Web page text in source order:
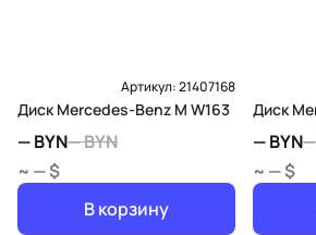
Артикул:21407168
Диск Mercedes-Benz M W163
—BYN—BYN
~ — $
В корзину
Диск
—BYN—
~ — $